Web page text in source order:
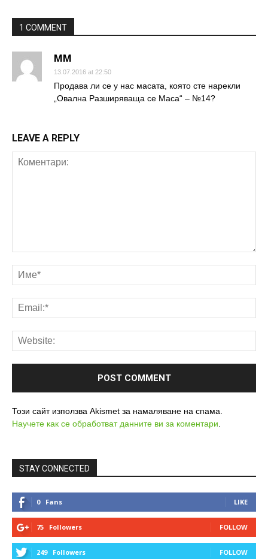
1 COMMENT
MM
13.07.2016 at 22:50
Продава ли се у нас масата, която сте нарекли
„Овална Разширяваща се Маса“ – №14?
LEAVE A REPLY
Този сайт използва Akismet за намаляване на спама.
Научете как се обработват данните ви за коментари.
STAY CONNECTED
0 Fans LIKE
75 Followers FOLLOW
249 Followers FOLLOW